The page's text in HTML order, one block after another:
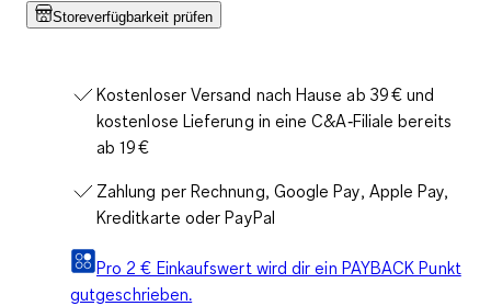
Storeverfügbarkeit prüfen
Kostenloser Versand nach Hause ab 39 € und
kostenlose Lieferung in eine C&A‑Filiale bereits
ab 19 €
Zahlung per Rechnung, Google Pay, Apple Pay,
Kreditkarte oder PayPal
Pro 2 € Einkaufswert wird dir ein PAYBACK Punkt
gutgeschrieben.